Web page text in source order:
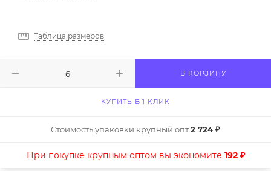
Таблица размеров
В КОРЗИНУ
КУПИТЬ В 1 КЛИК
Стоимость упаковки крупный опт2 724 ₽
При покупке крупным оптом вы экономите 192 ₽